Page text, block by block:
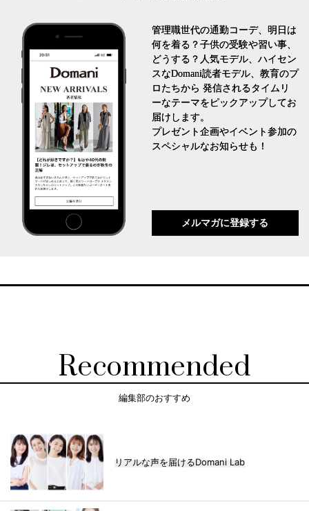
管理職世代の通勤コーデ、明日は
何を着る？子供の受験や習い事、
どうする？人気モデル、ハイセン
スなDomani読者モデル、教育のプ
ロたちから 発信されるタイムリ
ーなテーマをピックアップしてお
届けします。
プレゼント企画やイベント参加の
スペシャルなお知らせも！
メルマガに登録する
Recommended
編集部のおすすめ
リアルな声を届けるDomani Lab